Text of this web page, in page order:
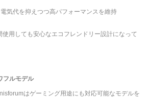
気代を抑えつつ高パフォーマンスを維持
用しても安心なエコフレンドリー設計になって
フルモデル
はゲーミング用途にも対応可能なモデルを